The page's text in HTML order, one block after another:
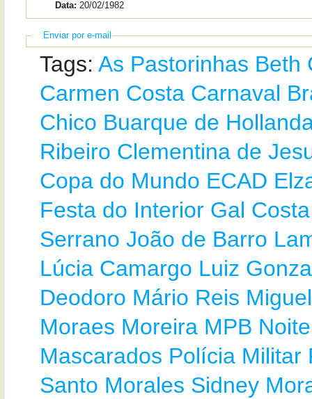
Data: 20/02/1982
Enviar por e-mail
Tags: As Pastorinhas Beth
Carmen Costa Carnaval
Chico Buarque de
Ribeiro Clementina de
Copa do Mundo ECAD
Festa do Interior Gal Costa
Serrano João de Barro
Lúcia Camargo Luiz
Deodoro Mário Reis
Moraes Moreira MPB
Mascarados Polícia Militar
Santo Morales Sidney